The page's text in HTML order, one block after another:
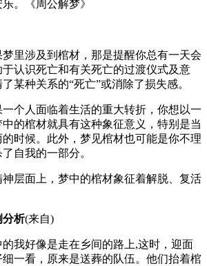
《周公解梦》
涉及到棺材，那是提醒你总有一天会
认识死亡和有关死亡的过渡仪式及意
某种关系的“死亡”或消除了损失感。
人面临着生活的重大转折，你想以一
的棺材就具有这种象征意义，特别是当
时候。此外，梦见棺材也可能是你不理
自我的一部分。
面上，梦中的棺材象征着解脱、复活
分析(来自)
好像是走在乡间的路上,这时，迎面
一看，原来是送葬的队伍。他们抬着棺